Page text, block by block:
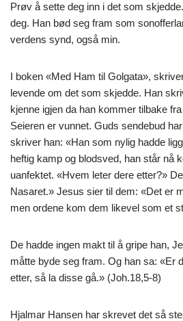
Prøv å sette deg inn i det som
deg. Han bød seg fram som
verdens synd, også min.
I boken «Med Ham til Golgata»,
levende om det som skjedde. Han
kjenne igjen da han kommer tilbake
Seieren er vunnet. Guds sendebud
skriver han: «Han som nylig hadde
heftig kamp og blodsved, han står nå
uanfektet. «Hvem leter dere etter?»
Nasaret.» Jesus sier til dem: «Det er
men ordene kom dem likevel som et
De hadde ingen makt til å gripe han,
måtte byde seg fram. Og han sa: «Er
etter, så la disse gå.» (Joh.18,5-8)
Hjalmar Hansen har skrevet det så